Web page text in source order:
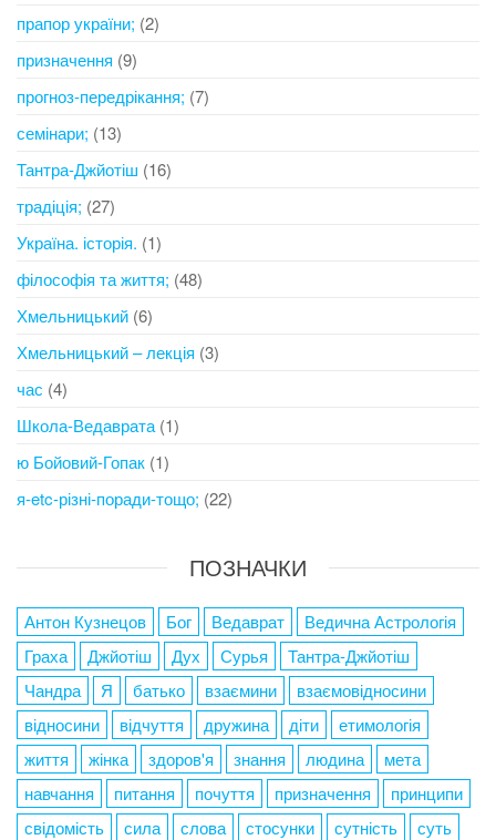
прапор україни; (2)
призначення (9)
прогноз-передрікання; (7)
семінари; (13)
Тантра-Джйотіш (16)
традіція; (27)
Україна. історія. (1)
філософія та життя; (48)
Хмельницький (6)
Хмельницький – лекція (3)
час (4)
Школа-Ведаврата (1)
ю Бойовий-Гопак (1)
я-etc-різні-поради-тощо; (22)
ПОЗНАЧКИ
Антон Кузнецов Бог Ведаврат
Ведична Астрологія
Граха
Джйотіш Дух Сурья
Тантра-Джйотіш
Чандра
Я батько взаємини
взаємовідносини
відносини
відчуття дружина діти
етимологія
життя
жінка здоров'я знання людина
мета
навчання
питання почуття призначення
принципи
свідомість
сила слова стосунки сутність
суть